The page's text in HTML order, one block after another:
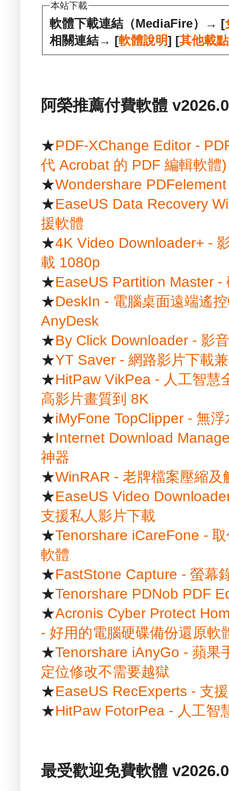
本站下載
軟體下載連結（MediaFire）→ [
相關連結→ [軟體說明] [其他載
阿榮推薦付費軟體
★PDF-XChange Editor -
代 Acrobat 的 PDF 編輯軟體)
★Wondershare
★EaseUS Data Recovery
援軟體
★4K Video Downloader+ -
載 1080p
★EaseUS Partition Master -
★DeskIn - 電腦桌面遠端遙
AnyDesk
★By Click Downloader - 影
★YT Saver - 網路影片下載
★HitPaw VikPea - 人工智慧
高影片畫質到 8K
★iMyFone TopClipper - 無
★Internet Download
神器
★WinRAR - 老牌檔案壓縮及
★EaseUS Video
支援私人影片下載
★Tenorshare iCareFone -
軟體
★FastStone Capture - 螢幕
★Tenorshare PDNob PDF
★Acronis Cyber Protect
- 好用的電腦硬碟備份還原軟
★Tenorshare iAnyGo - 蘋果
定位修改不需要越獄
★EaseUS RecExperts - 支
★HitPaw FotorPea - 人工智
最受歡迎免費軟體